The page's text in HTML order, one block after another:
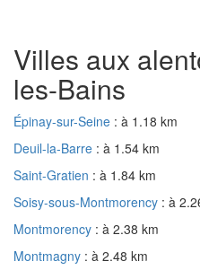
Villes aux
les-Bains
Épinay-sur-Seine : à 1.18 km
Deuil-la-Barre : à 1.54 km
Saint-Gratien : à 1.84 km
Soisy-sous-Montmorency : à
Montmorency : à 2.38 km
Montmagny : à 2.48 km